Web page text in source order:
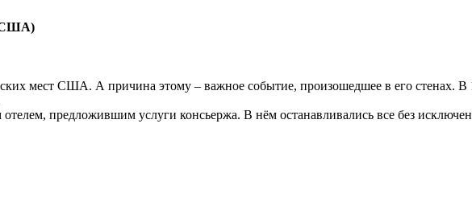
США)
мест США. А причина этому – важное событие, произошедшее в его стенах. В
предложившим услуги консьержа. В нём останавливались все без